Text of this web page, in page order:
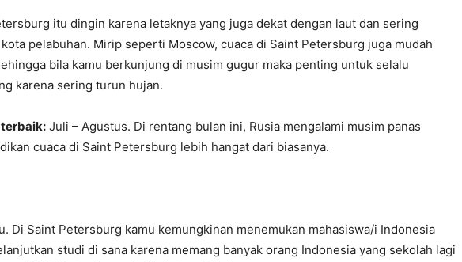
itu dingin karena letaknya yang juga dekat dengan laut dan sering
pelabuhan. Mirip seperti Moscow, cuaca di Saint Petersburg juga mudah
bila kamu berkunjung di musim gugur maka penting untuk selalu
karena sering turun hujan.
Juli – Agustus. Di rentang bulan ini, Rusia mengalami musim panas
cuaca di Saint Petersburg lebih hangat dari biasanya.
Di Saint Petersburg kamu kemungkinan menemukan mahasiswa/i Indonesia
studi di sana karena memang banyak orang Indonesia yang sekolah lagi